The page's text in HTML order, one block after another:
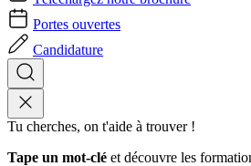
Portes ouvertes
Candidature
Tu cherches, on t'aide à trouver !
Tape un mot-clé et découvre les